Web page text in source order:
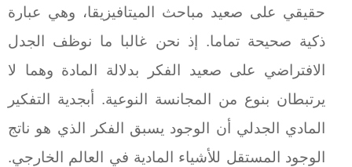
حقيقي على صعيد مباحث الميتافيزيقا، وهي عبارة
ذكية صحيحة تماما. إذ نحن غالبا ما نوظف الجدل
الافتراضي على صعيد الفكر بدلالة المادة وهما لا
يرتبطان بنوع من المجانسة النوعية. أبجدية التفكير
المادي الجدلي أن الوجود يسبق الفكر الذي هو ناتج
الوجود المستقل للأشياء المادية في العالم الخارجي.